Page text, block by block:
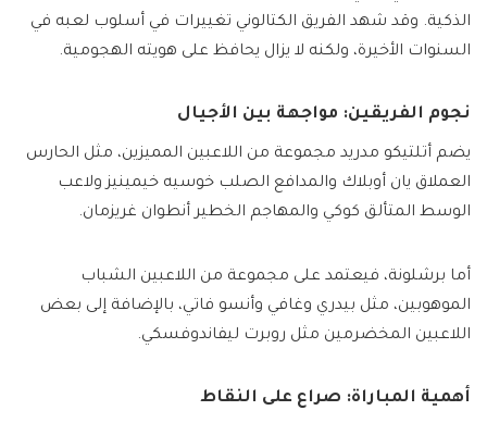
الذكية. وقد شهد الفريق الكتالوني تغييرات في أسلوب لعبه في
السنوات الأخيرة، ولكنه لا يزال يحافظ على هويته الهجومية.
نجوم الفريقين: مواجهة بين الأجيال
يضم أتلتيكو مدريد مجموعة من اللاعبين المميزين، مثل الحارس
العملاق يان أوبلاك والمدافع الصلب خوسيه خيمينيز ولاعب
الوسط المتألق كوكي والمهاجم الخطير أنطوان غريزمان.
أما برشلونة، فيعتمد على مجموعة من اللاعبين الشباب
الموهوبين، مثل بيدري وغافي وأنسو فاتي، بالإضافة إلى بعض
اللاعبين المخضرمين مثل روبرت ليفاندوفسكي.
أهمية المباراة: صراع على النقاط